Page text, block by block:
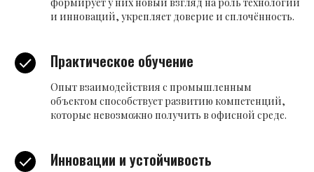
и инноваций, укрепляет доверие и сплочённость.
Практическое обучение
Опыт взаимодействия с промышленным
объектом способствует развитию компетенций,
которые невозможно получить в офисной среде.
Инновации и устойчивость